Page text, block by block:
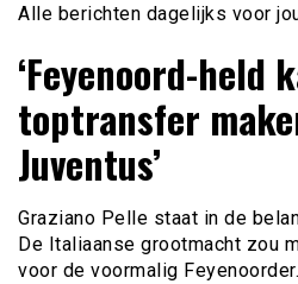
Alle berichten dagelijks voor
‘Feyenoord-held
toptransfer
Juventus’
Graziano Pelle staat in de
De Italiaanse grootmacht zou
voor de voormalig